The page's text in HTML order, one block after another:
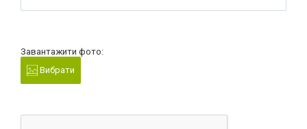
Завантажити фото:
Вибрати